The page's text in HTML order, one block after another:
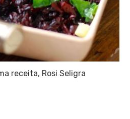
receita, Rosi Seligra